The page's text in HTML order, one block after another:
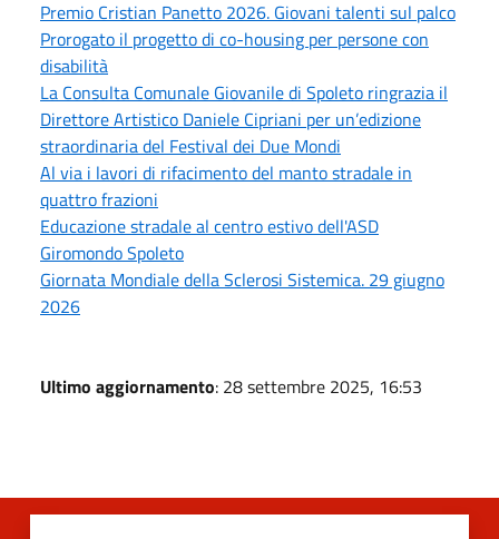
Premio Cristian Panetto 2026. Giovani talenti sul palco
Prorogato il progetto di co-housing per persone con
disabilità
La Consulta Comunale Giovanile di Spoleto ringrazia il
Direttore Artistico Daniele Cipriani per un’edizione
straordinaria del Festival dei Due Mondi
Al via i lavori di rifacimento del manto stradale in
quattro frazioni
Educazione stradale al centro estivo dell'ASD
Giromondo Spoleto
Giornata Mondiale della Sclerosi Sistemica. 29 giugno
2026
Ultimo aggiornamento: 28 settembre 2025, 16:53